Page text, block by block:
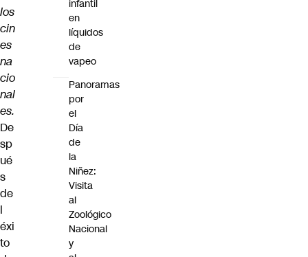
los
cin
es
na
cio
nal
es.
De
sp
ué
s
de
l
éxi
to
infantil
en
líquidos
de
vapeo
Panoramas
por
el
Día
de
la
Niñez:
Visita
al
Zoológico
Nacional
y